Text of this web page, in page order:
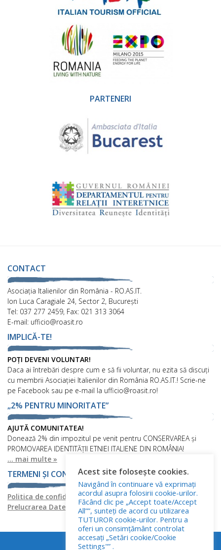
PARTENERI
CONTACT
Asociaţia Italienilor din România - RO.AS.IT.
Ion Luca Caragiale 24, Sector 2, București
Tel: 037 277 2459, Fax: 021 313 3064
E-mail: ufficio@roasit.ro
IMPLICĂ-TE!
POȚI DEVENI VOLUNTAR!
Daca ai întrebări despre cum e să fii voluntar, nu ezita să discuți
cu membrii Asociației Italienilor din România RO.AS.IT.! Scrie-ne
pe Facebook sau pe e-mail la ufficio@roasit.ro!
„2% PENTRU MINORITATE”
AJUTĂ COMUNITATEA!
Donează 2% din impozitul pe venit pentru CONSERVAREA și
PROMOVAREA IDENTITĂȚII ETNIEI ITALIENE DIN ROMÂNIA!
... mai multe »
TERMENI ȘI CONDIȚII
Politica de confidențialitatePolitica privind fișierele cookies
Prelucrarea Datelor cu Caracter Personal
Acest site folosește cookies.
Navigând în continuare vă exprimați
acordul asupra folosirii cookie-urilor.
Făcând clic pe „Accept toate/Accept
All””, sunteți de acord cu utilizarea
TUTUROR cookie-urilor. Pentru a
oferi un consimțământ controlat
accesați „Setări cookie/Cookie
Settings"” .